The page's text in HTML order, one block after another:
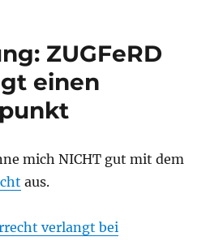
ZUGFeRD
einen
mich NICHT gut mit dem
aus.
verlangt bei